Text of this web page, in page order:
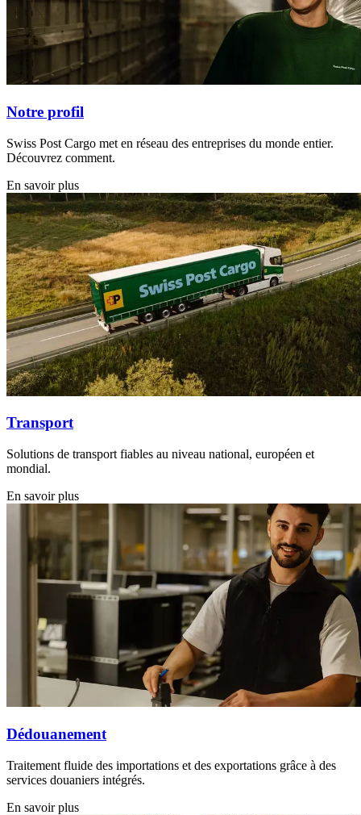
Notre profil
Swiss Post Cargo met en réseau des entreprises du monde entier.
Découvrez comment.
En savoir plus
Transport
Solutions de transport fiables au niveau national, européen et
mondial.
En savoir plus
Dédouanement
Traitement fluide des importations et des exportations grâce à des
services douaniers intégrés.
En savoir plus